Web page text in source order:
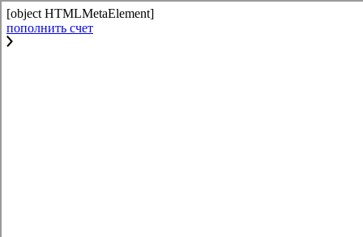
[object HTMLMetaElement]
пополнить счет